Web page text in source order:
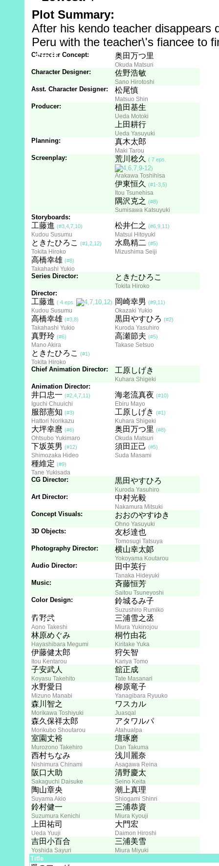
Plot Summary:
After his kendo teacher disappears
Peru with the teacher\'s fiancee to
Staff
Character Concept: 奥田万つ里
Okuda Matsuri
Character Designer: 佐野浩敏
Sano Hirotoshi
Asst. Character Designer: 松尾慎
Matsuo Shin
Producer: 植田基生
Ueda Motoki
上田耕行
Ueda Yasuyuki
Planning: 真木太郎
Maki Tarou
Screenplay: 荒川稔久
( 7 eps.
)
Arakawa Toshihisa
伊東恒久 (#1-3,5)
Itou Tsunehisa
隅沢克之 (#8)
Sumisawa Katsuyuki
Storyboards:
工藤進 (#3,4,7,10)
Kudou Susumu
ときたひろこ (#1,2,12)
Tokita Hiroko
高橋幸雄 (#8)
Takahashi Yukio
松井仁之 (#6,9,11)
Matsui Hitoyuki
水島精二 (#5)
Mizushima Seiji
Series Director: ときたひろこ
Tokita Hiroko
Director:
工藤進 ( 4 eps. )
Kudou Susumu
高橋幸雄 (#3,8)
Takahashi Yukio
真野玲 (#6)
Mano Akira
ときたひろこ (#1)
Tokita Hiroko
岡崎幸男 (#9,11)
Okazaki Yukio
黒田やすひろ (#2)
Kuroda Yasuhiro
高瀬節夫 (#5)
Takase Setsuo
Chief Animation Director: 工原しげき
Kuhara Shigeki
Animation Director:
井口忠一 (#2,4,7,11)
Iguchi Chuuichi
服部憲知 (#3)
Hattori Norikazu
大坪幸麿 (#6)
Ohtsubo Yukimaro
下坂英男 (#12)
Shimozaka Hideo
種維定 (#9)
Tane Yukisada
海老流真夜 (#10)
Ebiru Mayo
工原しげき (#1)
Kuhara Shigeki
奥田万つ里 (#8)
Okuda Matsuri
須田正己 (#5)
Suda Masami
CG Director: 黒田やすひろ
Kuroda Yasuhiro
Art Director: 中村光毅
Nakamura Mitsuki
Concept Visuals: おおのやすゆき
Ohno Yasuyuki
3D Objects: 友杉達也
Tomosugi Tatsuya
Photography Director: 横山幸太郞
Yokoyama Koutarou
Audio Director: 田中英行
Tanaka Hideyuki
Music: 斉藤恒芳
Saitou Tsuneyoshi
Color Design: 鈴城るみ子
Suzushiro Rumiko
Cast
青野武
Aono Takeshi
三浦雪之丞
Miura Yukinojou
林原めぐみ
Hayashibara Megumi
桐竹由花
Kiritake Yuka
伊藤健太郎
Itou Kentarou
狩矢智
Kariya Tomo
子安武人
Koyasu Takehito
舘正成
Tate Masanari
水野愛日
Mizuno Manabi
柳原竜子
Yanagibara Ryuuko
森川智之
Morikawa Toshiyuki
ワスカル
Juasqal
森久保祥太郎
Morikubo Shoutarou
アタワルパ
Atahualpa
室園丈裕
Murozono Takehiro
壇琢磨
Dan Takuma
西村ちなみ
Nishimura Chinami
浅川麗奈
Asagawa Reina
阪口大助
Sakaguchi Daisuke
清野慶太
Seino Keita
陶山章央
Suyama Akio
潮上真理
Shiogami Shinri
鈴村健一
Suzumura Kenichi
三浦恭資
Miura Kyouji
上田祐司
Ueda Yuuji
大門宏
Daimon Hiroshi
吉田小百合
Yoshida Sayuri
三浦美雪
Miura Miyuki
Title